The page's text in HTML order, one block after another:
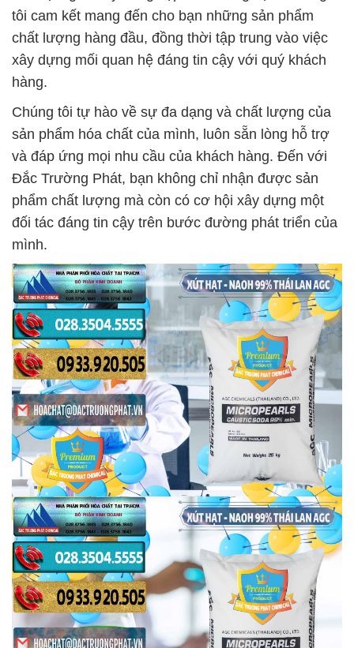
tôi cam kết mang đến cho bạn những sản phẩm
chất lượng hàng đầu, đồng thời tập trung vào việc
xây dựng mối quan hệ đáng tin cậy với quý khách
hàng.
Chúng tôi tự hào về sự đa dạng và chất lượng của
sản phẩm hóa chất của mình, luôn sẵn lòng hỗ trợ
và đáp ứng mọi nhu cầu của khách hàng. Đến với
Đắc Trường Phát, bạn không chỉ nhận được sản
phẩm chất lượng mà còn có cơ hội xây dựng một
đối tác đáng tin cậy trên bước đường phát triển của
mình.